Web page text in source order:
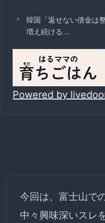
韓国「返せない借金は
増え続ける…
Powered by
今回は、富士山で
中々興味深いスレ